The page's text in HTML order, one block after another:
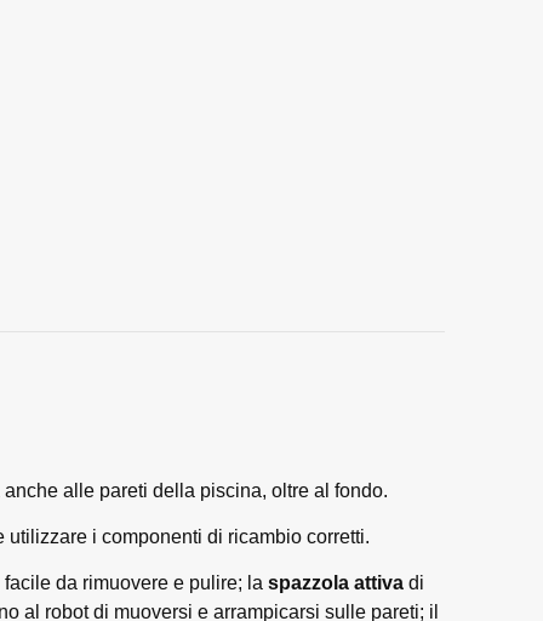
alle pareti della piscina, oltre al fondo.
i componenti di ricambio corretti.
facile da rimuovere e pulire; la spazzola attivadi
al robot di muoversi e arrampicarsi sulle pareti; il